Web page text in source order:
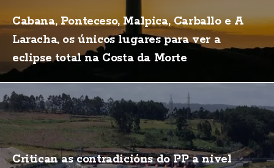
Cabana, Ponteceso, Malpica, Carballo e A
Laracha, os únicos lugares para ver a
eclipse total na Costa da Morte
Critican as contradicións do PP a nivel